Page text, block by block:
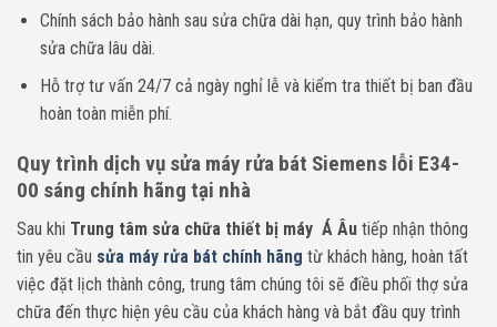
Chính sách bảo hành sau sửa chữa dài hạn, quy trình bảo hành
sửa chữa lâu dài.
Hỗ trợ tư vấn 24/7 cả ngày nghỉ lễ và kiểm tra thiết bị ban đầu
hoàn toàn miễn phí.
Quy trình dịch vụ sửa máy rửa bát Siemens lỗi E34-
00 sáng chính hãng tại nhà
Sau khi Trung tâm sửa chữa thiết bị máy Á Âu tiếp nhận thông
tin yêu cầu sửa máy rửa bát chính hãng từ khách hàng, hoàn tất
việc đặt lịch thành công, trung tâm chúng tôi sẽ điều phối thợ sửa
chữa đến thực hiện yêu cầu của khách hàng và bắt đầu quy trình